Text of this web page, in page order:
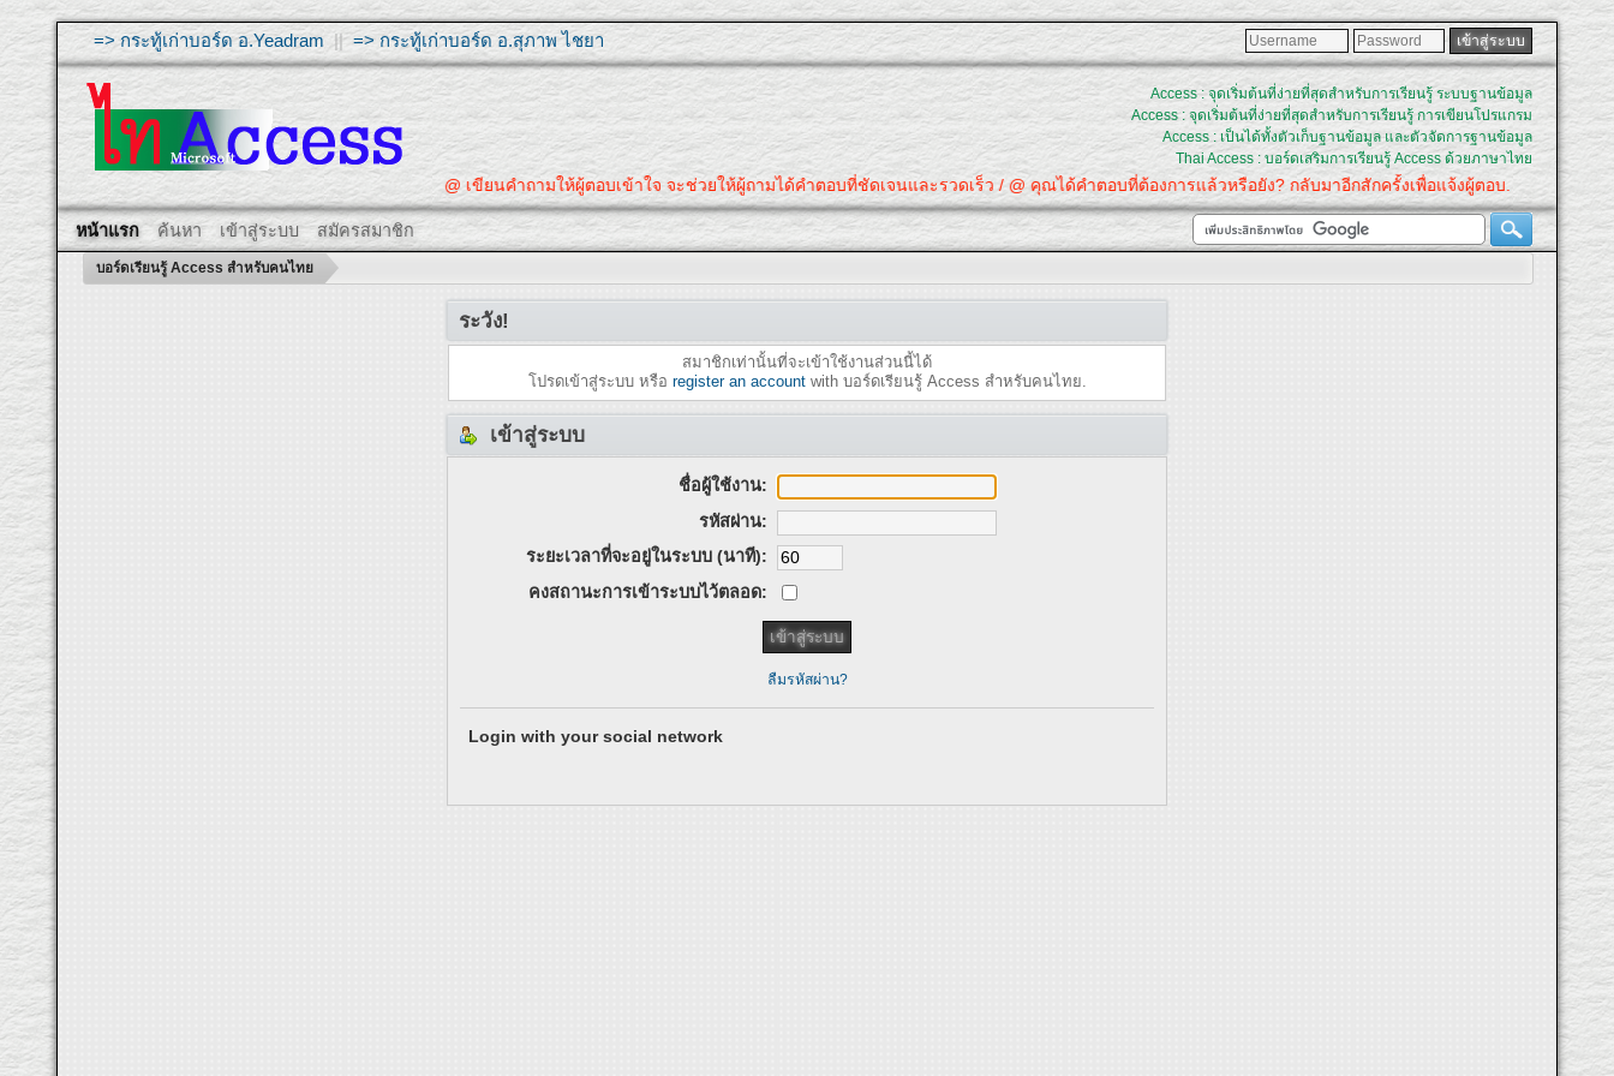
=> กระทู้เก่าบอร์ด อ.Yeadram ||=> กระทู้เก่าบอร์ด อ.สุภาพ ไชยา
Access : จุดเริ่มต้นที่ง่ายที่สุดสำหรับการเรียนรู้ ระบบฐานข้อมูล
Access : จุดเริ่มต้นที่ง่ายที่สุดสำหรับการเรียนรู้ การเขียนโปรแกรม
Access : เป็นได้ทั้งตัวเก็บฐานข้อมูล และตัวจัดการฐานข้อมูล
Thai Access : บอร์ดเสริมการเรียนรู้ Access ด้วยภาษาไทย
@ เขียนคำถามให้ผู้ตอบเข้าใจ จะช่วยให้ผู้ถามได้คำตอบที่ชัดเจนและรวดเร็ว / @ คุณได้คำตอบที่ต้องการแล้วหรือยัง? กลับมาอีกสักครั้งเพื่อแจ้งผู้ตอบ.
หน้าแรก ค้นหา เข้าสู่ระบบ สมัครสมาชิก
บอร์ดเรียนรู้ Access สำหรับคนไทย
ระวัง!
สมาชิกเท่านั้นที่จะเข้าใช้งานส่วนนี้ได้
โปรดเข้าสู่ระบบ หรือ register an accountwith บอร์ดเรียนรู้ Access สำหรับคนไทย.
เข้าสู่ระบบ
ชื่อผู้ใช้งาน:
รหัสผ่าน:
ระยะเวลาที่จะอยู่ในระบบ (นาที):
คงสถานะการเข้าระบบไว้ตลอด:
ลืมรหัสผ่าน?
Login with your social network